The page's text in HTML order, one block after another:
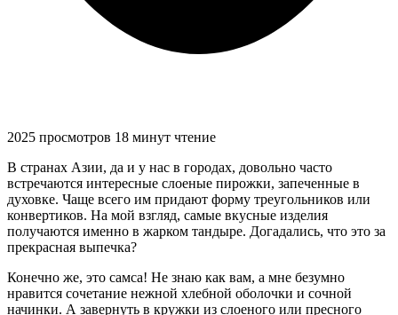
2025 просмотров 18 минут чтение
В странах Азии, да и у нас в городах, довольно часто
встречаются интересные слоеные пирожки, запеченные в
духовке. Чаще всего им придают форму треугольников или
конвертиков. На мой взгляд, самые вкусные изделия
получаются именно в жарком тандыре. Догадались, что это за
прекрасная выпечка?
Конечно же, это самса! Не знаю как вам, а мне безумно
нравится сочетание нежной хлебной оболочки и сочной
начинки. А завернуть в кружки из слоеного или пресного